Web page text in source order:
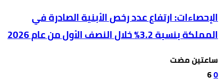
الإحصاءات: ارتفاع عدد رخص الأبنية الصادرة في
المملكة بنسبة 3.2% خلال النصف الأول من عام 2026
‫‫‫‏‫ساعتين مضت‬
0
6